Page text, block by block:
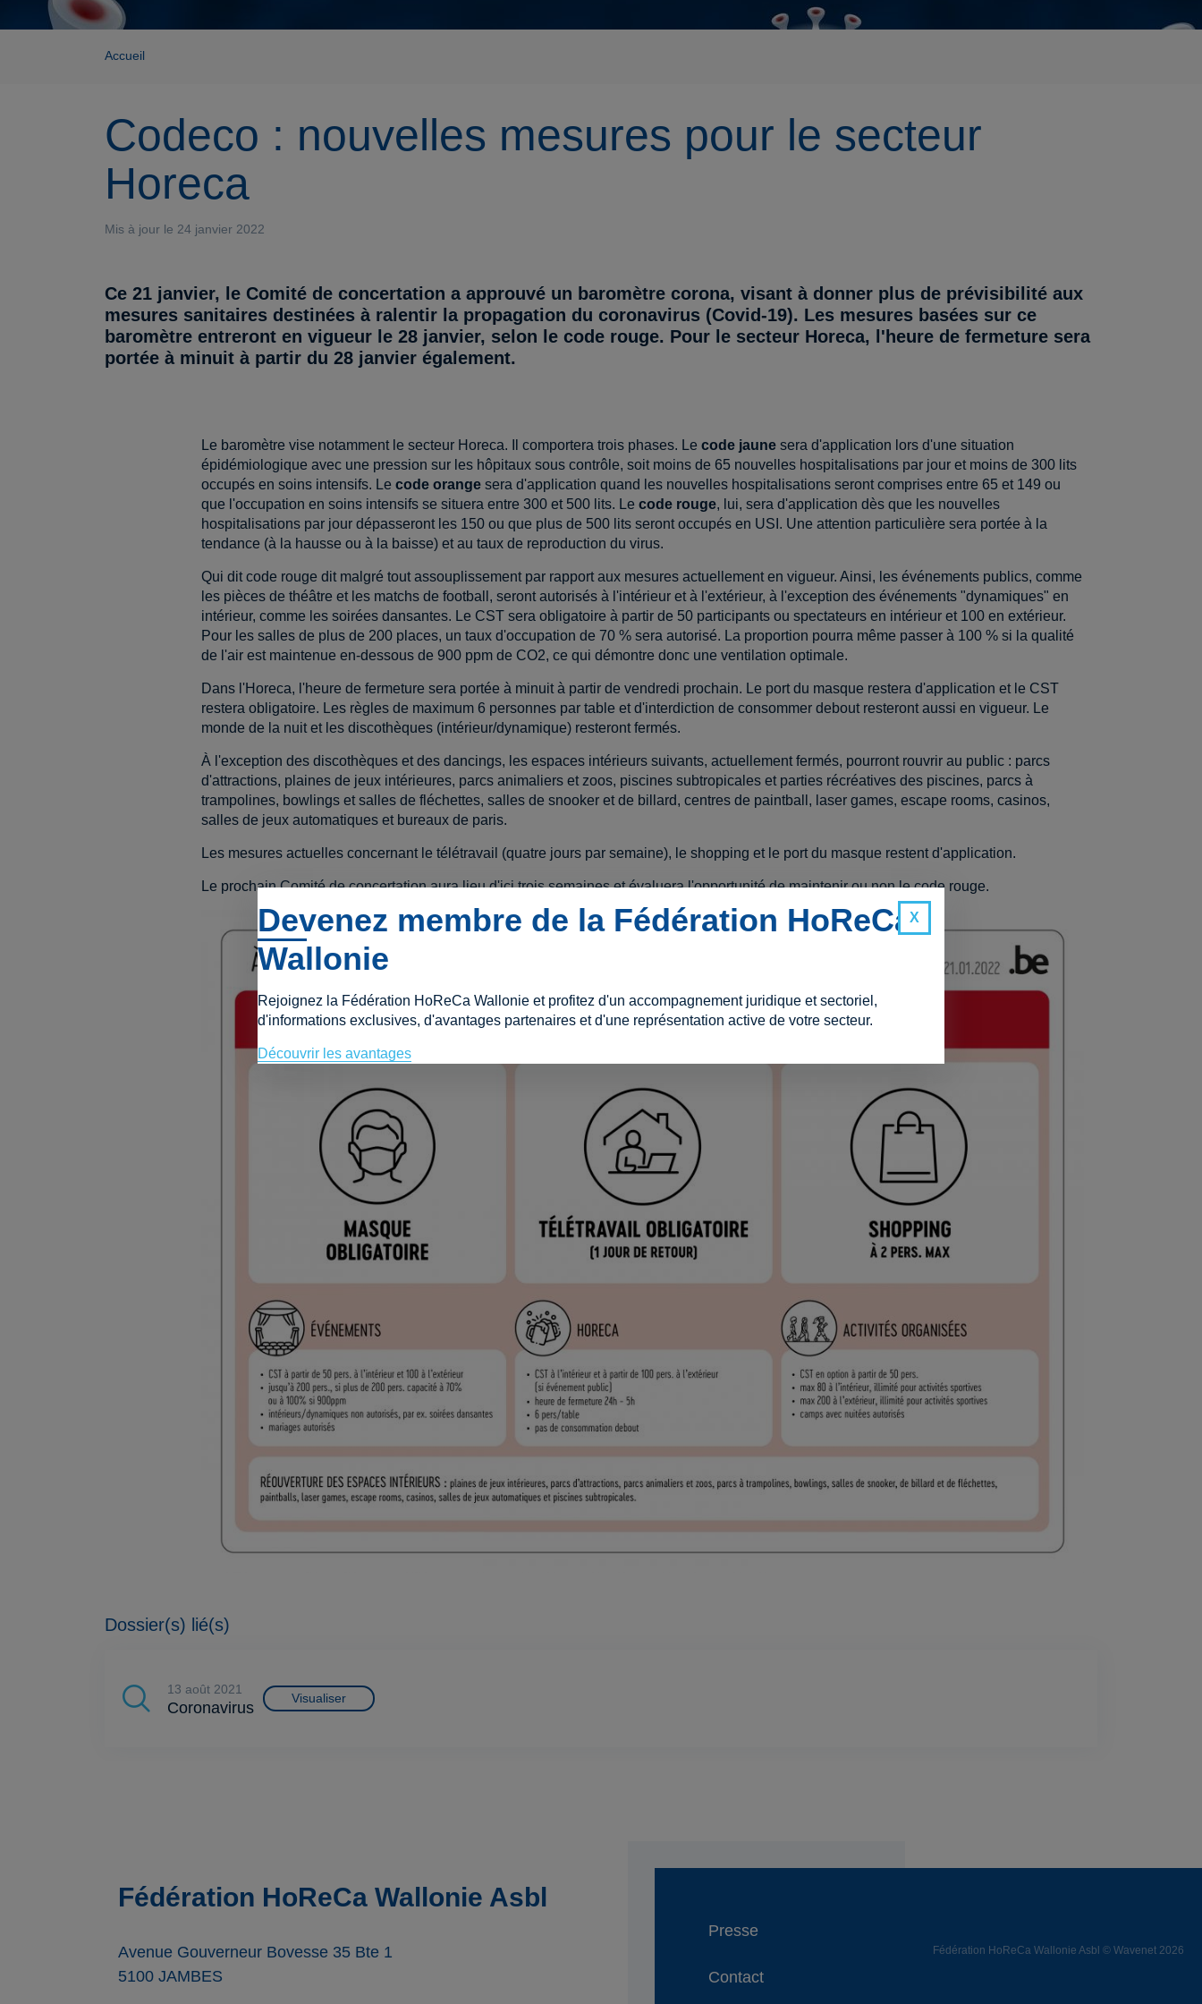
Accueil
Codeco : nouvelles mesures pour le secteur
Horeca
Mis à jour le 24 janvier 2022
Ce 21 janvier, le Comité de concertation a approuvé un baromètre corona, visant à donner plus de prévisibilité aux
mesures sanitaires destinées à ralentir la propagation du coronavirus (Covid-19). Les mesures basées sur ce
baromètre entreront en vigueur le 28 janvier, selon le code rouge. Pour le secteur Horeca, l'heure de fermeture sera
portée à minuit à partir du 28 janvier également.
Le baromètre vise notamment le secteur Horeca. Il comportera trois phases. Le code jaunesera d'application lors d'une situation
épidémiologique avec une pression sur les hôpitaux sous contrôle, soit moins de 65 nouvelles hospitalisations par jour et moins de 300 lits
occupés en soins intensifs. Le code orangesera d'application quand les nouvelles hospitalisations seront comprises entre 65 et 149 ou
que l'occupation en soins intensifs se situera entre 300 et 500 lits. Le code rouge, lui, sera d'application dès que les nouvelles
hospitalisations par jour dépasseront les 150 ou que plus de 500 lits seront occupés en USI. Une attention particulière sera portée à la
tendance (à la hausse ou à la baisse) et au taux de reproduction du virus.
Qui dit code rouge dit malgré tout assouplissement par rapport aux mesures actuellement en vigueur. Ainsi, les événements publics, comme
les pièces de théâtre et les matchs de football, seront autorisés à l'intérieur et à l'extérieur, à l'exception des événements "dynamiques" en
intérieur, comme les soirées dansantes. Le CST sera obligatoire à partir de 50 participants ou spectateurs en intérieur et 100 en extérieur.
Pour les salles de plus de 200 places, un taux d'occupation de 70 % sera autorisé. La proportion pourra même passer à 100 % si la qualité
de l'air est maintenue en-dessous de 900 ppm de CO2, ce qui démontre donc une ventilation optimale.
Dans l'Horeca, l'heure de fermeture sera portée à minuit à partir de vendredi prochain. Le port du masque restera d'application et le CST
restera obligatoire. Les règles de maximum 6 personnes par table et d'interdiction de consommer debout resteront aussi en vigueur. Le
monde de la nuit et les discothèques (intérieur/dynamique) resteront fermés.
À l'exception des discothèques et des dancings, les espaces intérieurs suivants, actuellement fermés, pourront rouvrir au public : parcs
d'attractions, plaines de jeux intérieures, parcs animaliers et zoos, piscines subtropicales et parties récréatives des piscines, parcs à
trampolines, bowlings et salles de fléchettes, salles de snooker et de billard, centres de paintball, laser games, escape rooms, casinos,
salles de jeux automatiques et bureaux de paris.
Les mesures actuelles concernant le télétravail (quatre jours par semaine), le shopping et le port du masque restent d'application.
Le prochain Comité de concertation aura lieu d'ici trois semaines et évaluera l'opportunité de maintenir ou non le code rouge.
Dossier(s) lié(s)
13 août 2021
Coronavirus
Visualiser
Fédération HoReCa Wallonie Asbl
Avenue Gouverneur Bovesse 35 Bte 1
5100 JAMBES
Presse
Contact
Fédération HoReCa Wallonie Asbl © Wavenet 2026
Devenez membre de la Fédération HoReCa
Wallonie
Rejoignez la Fédération HoReCa Wallonie et profitez d'un accompagnement juridique et sectoriel,
d'informations exclusives, d'avantages partenaires et d'une représentation active de votre secteur.
Découvrir les avantages